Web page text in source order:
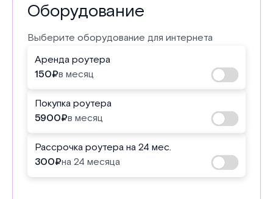
Оборудование
Выберите оборудование для интернета
Аренда роутера
150₽в месяц
Покупка роутера
5900₽в месяц
Рассрочка роутера на 24 мес.
300₽на 24 месяца